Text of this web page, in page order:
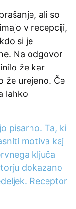
ali so
v recepciji,
si je
Na odgovor
že kar
že urejeno. Če
lahko
pisarno. Ta, ki
motiva kaj
ključa
dokazano
Receptor